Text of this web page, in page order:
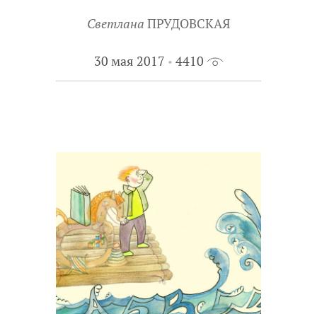
Светлана ПРУДОВСКАЯ
30 мая 2017 4410